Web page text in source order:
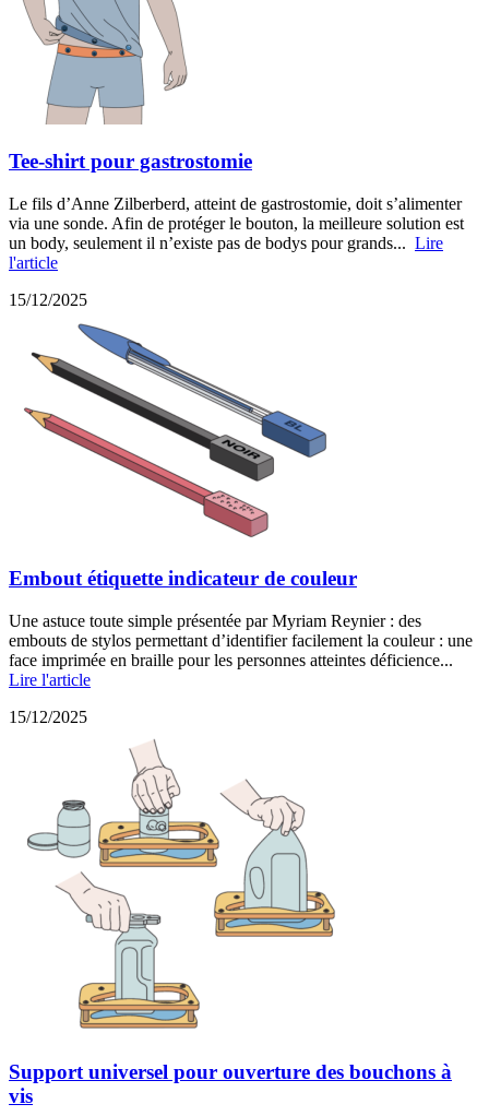
Tee-shirt pour gastrostomie
Le fils d’Anne Zilberberd, atteint de gastrostomie, doit s’alimenter
via une sonde. Afin de protéger le bouton, la meilleure solution est
un body, seulement il n’existe pas de bodys pour grands... Lire
l'article
15/12/2025
Embout étiquette indicateur de couleur
Une astuce toute simple présentée par Myriam Reynier : des
embouts de stylos permettant d’identifier facilement la couleur : une
face imprimée en braille pour les personnes atteintes déficience...
Lire l'article
15/12/2025
Support universel pour ouverture des bouchons à
vis